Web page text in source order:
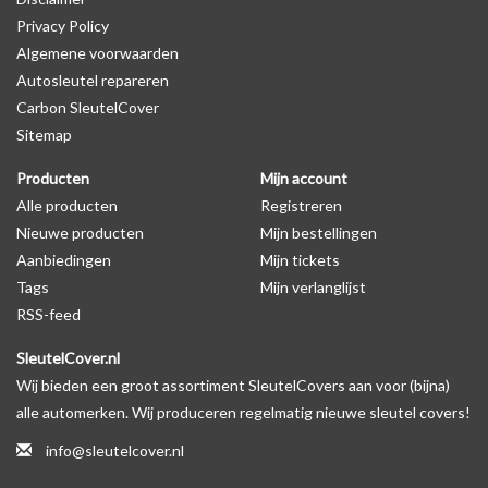
productfoto te kijken of er een logo zichtbaar is.
Levering
Voor 16:00 besteld = Dezelfde dag verzonden
Verzending naar België: 1/3 werkdagen
Specificaties
Merk: SleutelCover
Geschikt voor: Honda
Gewicht: 20g
Materiaal: Siliconen
Geschikt voor o.a. de volgende modellen:
* Afhankelijk van het bouwjaar
voorbeeld in de productfoto's
Privacy Policy
Algemene voorwaarden
Autosleutel repareren
Carbon SleutelCover
Sitemap
Producten
Alle producten
Nieuwe producten
Aanbiedingen
Tags
RSS-feed
Mijn account
Registreren
Mijn bestellingen
Mijn tickets
Mijn verlanglijst
SleutelCover.nl
Wij bieden een groot assortiment SleutelCovers aan voor (bijna)
alle automerken. Wij produceren regelmatig nieuwe sleutel covers!
info@sleutelcover.nl